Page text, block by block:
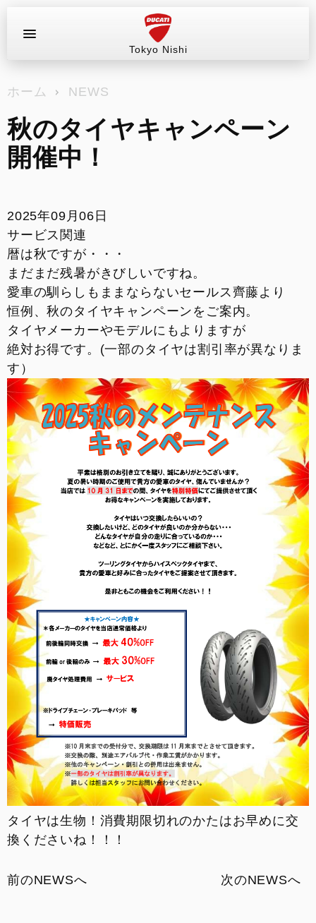
Tokyo Nishi
ラインアップ
販売情報
ブログ
サービス
お支払いシミュレーション
コンフィギュレーター
スタッフ紹介
ホーム NEWS
秋のタイヤキャンペーン
開催中！
2025年09月06日
サービス関連
暦は秋ですが・・・
まだまだ残暑がきびしいですね。
愛車の馴らしもままならないセールス齊藤より
恒例、秋のタイヤキャンペーンをご案内。
タイヤメーカーやモデルにもよりますが
絶対お得です。(一部のタイヤは割引率が異なりま
す）
タイヤは生物！消費期限切れのかたはお早めに交
換くださいね！！！
前のNEWSへ 次のNEWSへ